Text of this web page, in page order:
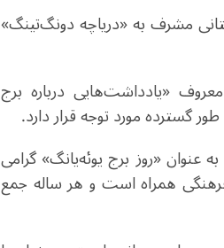
مشرف به «دریاچه دونگ‌تینگ»
989) محقق برجسته چینی در سال 1046 مقاله معروف «یادداشت‌هایی درباره برج
گسترده مورد توجه قرار دارد.
را به عنوان «روز برج یوئه‌یانگ» گرامی
فرهنگی همراه است و هر ساله جمع